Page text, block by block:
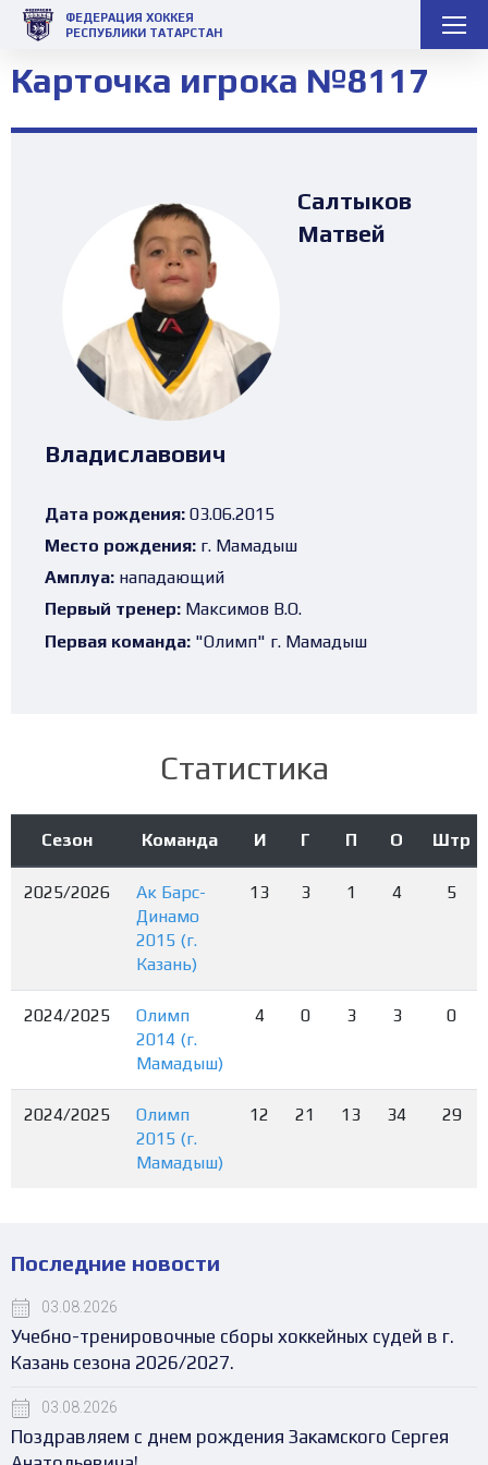
ФЕДЕРАЦИЯ ХОККЕЯ
РЕСПУБЛИКИ ТАТАРСТАН
Карточка игрока №8117
Салтыков
Матвей
Владиславович
Дата рождения: 03.06.2015
Место рождения: г. Мамадыш
Амплуа: нападающий
Первый тренер: Максимов В.О.
Первая команда: "Олимп" г. Мамадыш
Статистика
Сезон Команда И Г П О Штр
2025/2026
Ак Барс-
Динамо
2015 (г.
Казань)
13 3 1 4 5
2024/2025
Олимп
2014 (г.
Мамадыш)
4 0 3 3 0
2024/2025
Олимп
2015 (г.
Мамадыш)
12 21 13 34 29
Последние новости
03.08.2026
Учебно-тренировочные сборы хоккейных судей в г.
Казань сезона 2026/2027.
03.08.2026
Поздравляем с днем рождения Закамского Сергея